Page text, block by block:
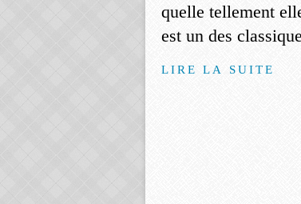
quelle tellement
est un des
LIRE LA SUITE